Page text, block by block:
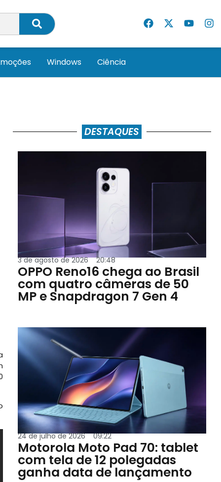
Windows Ciência
DESTAQUES
3 de agosto de 2026 20:48
OPPO Reno16 chega ao Brasil
com quatro câmeras de 50
MP e Snapdragon 7 Gen 4
24 de julho de 2026 09:22
Motorola Moto Pad 70: tablet
com tela de 12 polegadas
ganha data de lançamento